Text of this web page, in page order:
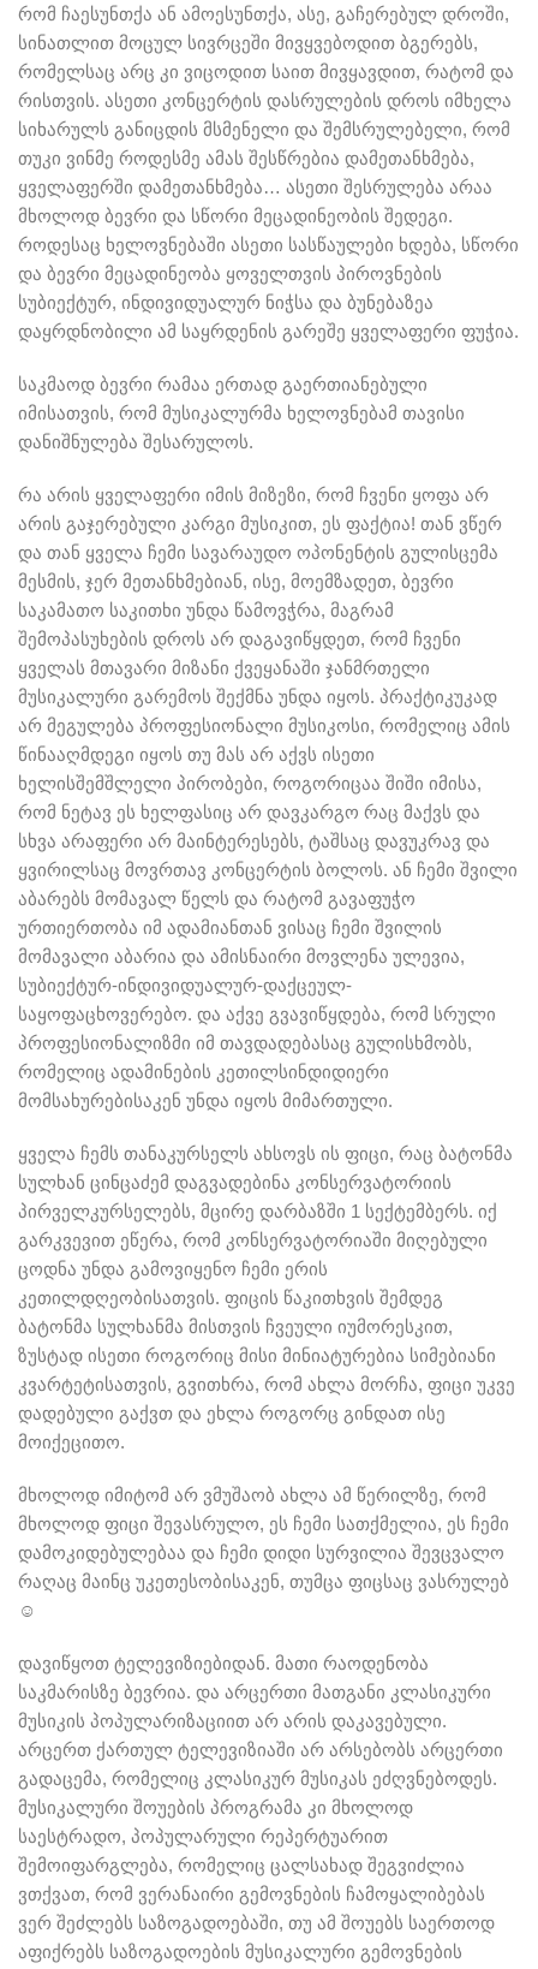
რომ ჩაესუნთქა ან ამოესუნთქა, ასე, გაჩერებულ დროში,
სინათლით მოცულ სივრცეში მივყვებოდით ბგერებს,
რომელსაც არც კი ვიცოდით საით მივყავდით, რატომ და
რისთვის. ასეთი კონცერტის დასრულების დროს იმხელა
სიხარულს განიცდის მსმენელი და შემსრულებელი, რომ
თუკი ვინმე როდესმე ამას შესწრებია დამეთანხმება,
ყველაფერში დამეთანხმება… ასეთი შესრულება არაა
მხოლოდ ბევრი და სწორი მეცადინეობის შედეგი.
როდესაც ხელოვნებაში ასეთი სასწაულები ხდება, სწორი
და ბევრი მეცადინეობა ყოველთვის პიროვნების
სუბიექტურ, ინდივიდუალურ ნიჭსა და ბუნებაზეა
დაყრდნობილი ამ საყრდენის გარეშე ყველაფერი ფუჭია.
საკმაოდ ბევრი რამაა ერთად გაერთიანებული
იმისათვის, რომ მუსიკალურმა ხელოვნებამ თავისი
დანიშნულება შესარულოს.
რა არის ყველაფერი იმის მიზეზი, რომ ჩვენი ყოფა არ
არის გაჯერებული კარგი მუსიკით, ეს ფაქტია! თან ვწერ
და თან ყველა ჩემი სავარაუდო ოპონენტის გულისცემა
მესმის, ჯერ მეთანხმებიან, ისე, მოემზადეთ, ბევრი
საკამათო საკითხი უნდა წამოვჭრა, მაგრამ
შემოპასუხების დროს არ დაგავიწყდეთ, რომ ჩვენი
ყველას მთავარი მიზანი ქვეყანაში ჯანმრთელი
მუსიკალური გარემოს შექმნა უნდა იყოს. პრაქტიკუკად
არ მეგულება პროფესიონალი მუსიკოსი, რომელიც ამის
წინააღმდეგი იყოს თუ მას არ აქვს ისეთი
ხელისშემშლელი პირობები, როგორიცაა შიში იმისა,
რომ ნეტავ ეს ხელფასიც არ დავკარგო რაც მაქვს და
სხვა არაფერი არ მაინტერესებს, ტაშსაც დავუკრავ და
ყვირილსაც მოვრთავ კონცერტის ბოლოს. ან ჩემი შვილი
აბარებს მომავალ წელს და რატომ გავაფუჭო
ურთიერთობა იმ ადამიანთან ვისაც ჩემი შვილის
მომავალი აბარია და ამისნაირი მოვლენა ულევია,
სუბიექტურ-ინდივიდუალურ-დაქცეულ-
საყოფაცხოვერებო. და აქვე გვავიწყდება, რომ სრული
პროფესიონალიზმი იმ თავდადებასაც გულისხმობს,
რომელიც ადამინების კეთილსინდიდიერი
მომსახურებისაკენ უნდა იყოს მიმართული.
ყველა ჩემს თანაკურსელს ახსოვს ის ფიცი, რაც ბატონმა
სულხან ცინცაძემ დაგვადებინა კონსერვატორიის
პირველკურსელებს, მცირე დარბაზში 1 სექტემბერს. იქ
გარკვევით ეწერა, რომ კონსერვატორიაში მიღებული
ცოდნა უნდა გამოვიყენო ჩემი ერის
კეთილდღეობისათვის. ფიცის წაკითხვის შემდეგ
ბატონმა სულხანმა მისთვის ჩვეული იუმორესკით,
ზუსტად ისეთი როგორიც მისი მინიატურებია სიმებიანი
კვარტეტისათვის, გვითხრა, რომ ახლა მორჩა, ფიცი უკვე
დადებული გაქვთ და ეხლა როგორც გინდათ ისე
მოიქეცითო.
მხოლოდ იმიტომ არ ვმუშაობ ახლა ამ წერილზე, რომ
მხოლოდ ფიცი შევასრულო, ეს ჩემი სათქმელია, ეს ჩემი
დამოკიდებულებაა და ჩემი დიდი სურვილია შევცვალო
რაღაც მაინც უკეთესობისაკენ, თუმცა ფიცსაც ვასრულებ
☺
დავიწყოთ ტელევიზიებიდან. მათი რაოდენობა
საკმარისზე ბევრია. და არცერთი მათგანი კლასიკური
მუსიკის პოპულარიზაციით არ არის დაკავებული.
არცერთ ქართულ ტელევიზიაში არ არსებობს არცერთი
გადაცემა, რომელიც კლასიკურ მუსიკას ეძღვნებოდეს.
მუსიკალური შოუების პროგრამა კი მხოლოდ
საესტრადო, პოპულარული რეპერტუარით
შემოიფარგლება, რომელიც ცალსახად შეგვიძლია
ვთქვათ, რომ ვერანაირი გემოვნების ჩამოყალიბებას
ვერ შეძლებს საზოგადოებაში, თუ ამ შოუებს საერთოდ
აფიქრებს საზოგადოების მუსიკალური გემოვნების